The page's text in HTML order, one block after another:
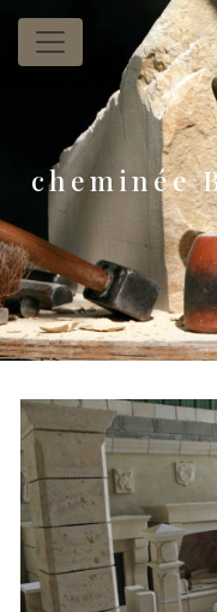
Panneau de gestion
cheminée